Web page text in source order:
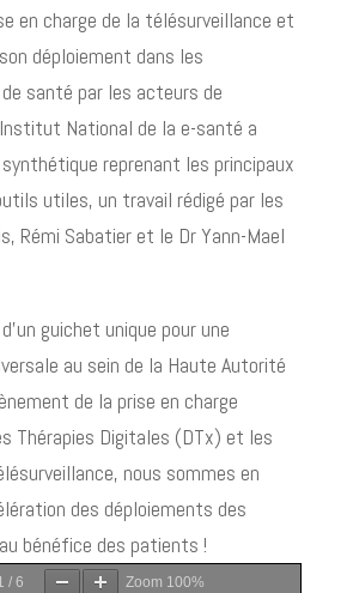
en charge de la télésurveillance et
déploiement dans les
santé par les acteurs de
National de la e-santé a
reprenant les principaux
utiles, un travail rédigé par les
Rémi Sabatier et le Dr Yann-Mael
guichet unique pour une
au sein de la Haute Autorité
de la prise en charge
Thérapies Digitales (DTx) et les
nous sommes en
des déploiements des
bénéfice des patients !
/ 6 Zoom 100%